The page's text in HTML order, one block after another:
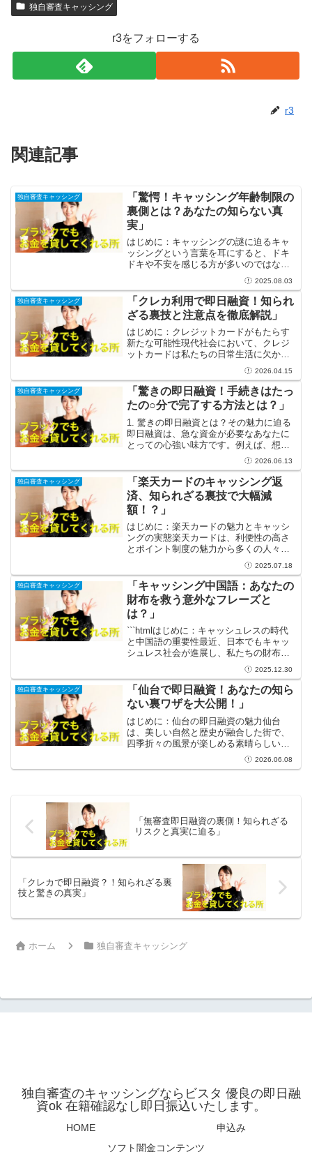
独自審査キャッシング
r3をフォローする
r3
関連記事
独自審査キャッシング
「驚愕！キャッシング年齢制限の
裏側とは？あなたの知らない真
実」
はじめに：キャッシングの謎に迫るキャ
ッシングという言葉を耳にすると、ドキ
ドキや不安を感じる方が多いのではない
でしょうか。しかし、実はキャッシング
は私たちの生活において便利なサポート
となる手段でもあるのです。急な出費や
予想外の支出に対処するた...
2025.08.03
独自審査キャッシング
「クレカ利用で即日融資！知られ
ざる裏技と注意点を徹底解説」
はじめに：クレジットカードがもたらす
新たな可能性現代社会において、クレジ
ットカードは私たちの日常生活に欠かせ
ない存在となっています。買い物をする
際の便利さに加え、ポイント還元や特典
を享受できることが魅力です。しかし、
実はその利用法は買い物だ...
2026.04.15
独自審査キャッシング
「驚きの即日融資！手続きはたっ
たの○分で完了する方法とは？」
1. 驚きの即日融資とは？その魅力に迫る
即日融資は、急な資金が必要なあなたに
とっての心強い味方です。例えば、想定
外の医療費や突然の家電修理など、予想
外の出費が発生することは誰にでもあり
ますよね。そんな時、即日融資を利用す
れば、申し込みから数...
2026.06.13
独自審査キャッシング
「楽天カードのキャッシング返
済、知られざる裏技で大幅減
額！？」
はじめに：楽天カードの魅力とキャッシ
ングの実態楽天カードは、利便性の高さ
とポイント制度の魅力から多くの人々に
支持されています。毎日の買い物でポイ
ントが貯まるため、普段の支出が楽しみ
になりますよね。しかし、その便利なキ
ャッシング機能には注意が...
2025.07.18
独自審査キャッシング
「キャッシング中国語：あなたの
財布を救う意外なフレーズと
は？」
```htmlはじめに：キャッシュレスの時代
と中国語の重要性最近、日本でもキャッ
シュレス社会が進展し、私たちの財布の
中身は少なくなりつつあります。しか
し、旅行やビジネスで中国を訪れる際に
は、現金が必要な場面も多いのが現実で
す。このような状況...
2025.12.30
独自審査キャッシング
「仙台で即日融資！あなたの知ら
ない裏ワザを大公開！」
はじめに：仙台の即日融資の魅力仙台
は、美しい自然と歴史が融合した街で、
四季折々の風景が楽しめる素晴らしい場
所です。しかし、美しい街であっても、
時には予期せぬ出費が生じることがある
2026.06.08
「無審査即日融資の裏側！知られざる
リスクと真実に迫る」
「クレカで即日融資？！知られざる裏
技と驚きの真実」
ホーム 独自審査キャッシング
独自審査のキャッシングならビスタ 優良の即日融
資ok 在籍確認なし即日振込いたします。
HOME
申込み
ソフト闇金コンテンツ